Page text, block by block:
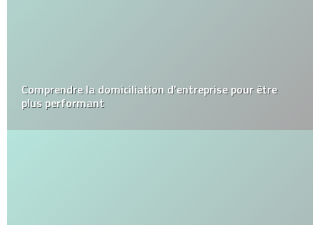
Comprendre la domiciliation d’entreprise pour être
plus performant